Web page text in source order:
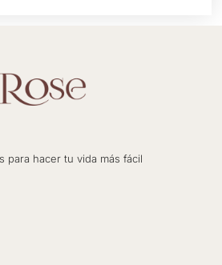
para hacer tu vida más fácil